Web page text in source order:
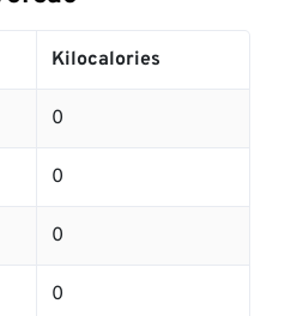
Kilocalories
0
0
0
0